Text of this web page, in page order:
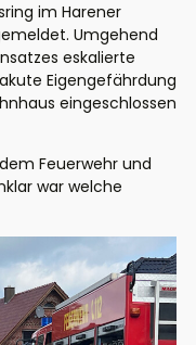
im Harener
Umgehend
eskalierte
Eigengefährdung
eingeschlossen
Feuerwehr und
war welche